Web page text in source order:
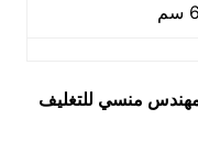
منسي للتغليف